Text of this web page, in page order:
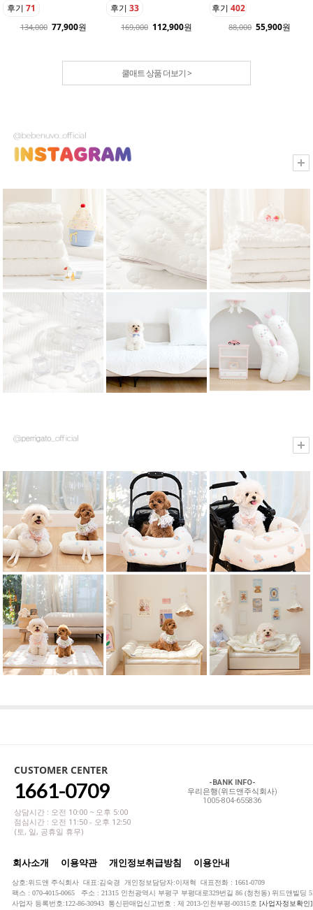
후기71
134,000 77,900원
후기33
169,000 112,900원
후기 402
88,000 55,900원
쿨매트 상품 더보기 >
CUSTOMER CENTER
1661-0709
상담시간 : 오전 10:00 ~ 오후 5:00
점심시간 : 오전 11:50 - 오후 12:50
(토, 일, 공휴일 휴무)
-BANK INFO-
우리은행(위드앤주식회사)
1005-804-655836
회사소개 이용약관 개인정보취급방침 이용안내
상호:위드앤 주식회사 대표:김숙경 개인정보담당자:이재혁 대표전화 : 1661-0709
팩스 : 070-4015-0065 주소 : 21315 인천광역시 부평구 부평대로329번길 86 (청천동) 위드앤빌딩
사업자 등록번호:122-86-30943 통신판매업신고번호 : 제 2013-인천부평-00315호 [사업자정보확인]